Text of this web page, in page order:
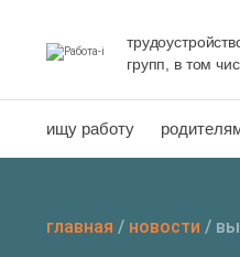
групп, в том
ищу работу
главная / новости /